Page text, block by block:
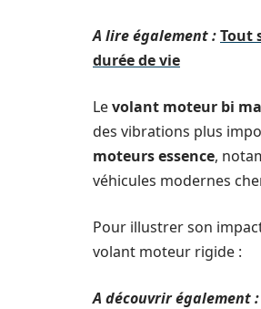
A lire également :Tout
durée de vie
Levolant moteur bi
des vibrations plus
moteurs essence,
véhicules modernes
Pour illustrer son
volant moteur rigide :
A découvrir également :